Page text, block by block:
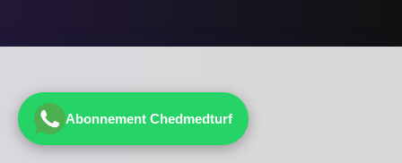
Abonnement Chedmedturf